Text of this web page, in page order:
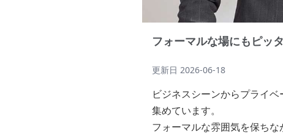
フォーマルな場にもピッ
更新日 2026-06-18
ビジネスシーンからプライ
集めています。
フォーマルな雰囲気を保ち